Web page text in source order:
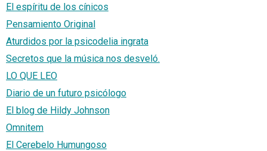
El espíritu de los cínicos
Pensamiento Original
Aturdidos por la psicodelia ingrata
Secretos que la música nos desveló.
LO QUE LEO
Diario de un futuro psicólogo
El blog de Hildy Johnson
Omnitem
El Cerebelo Humungoso